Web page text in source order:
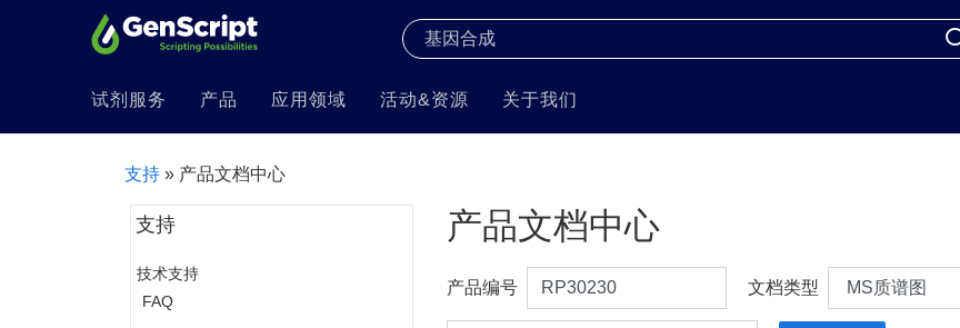
试剂服务 产品 应用领域 活动&资源 关于我们
支持 » 产品文档中心
支持
技术支持
FAQ
产品文档中心
产品编号 文档类型